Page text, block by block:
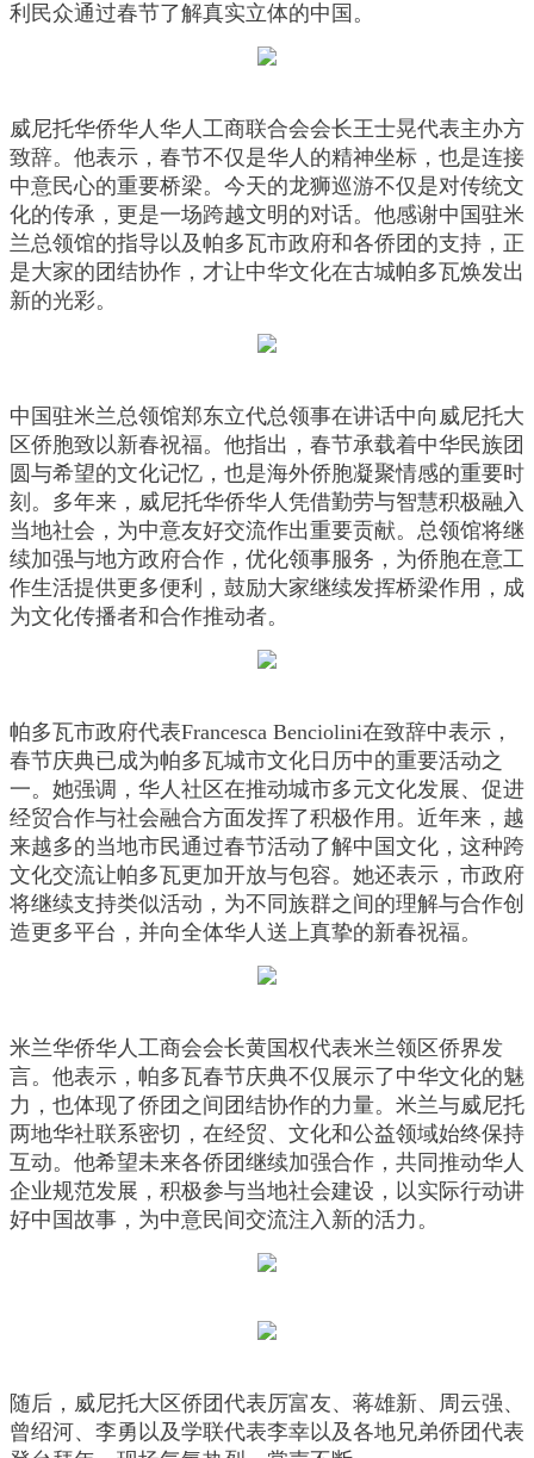
利民众通过春节了解真实立体的中国。
威尼托华侨华人华人工商联合会会长王士晃代表主办方
致辞。他表示，春节不仅是华人的精神坐标，也是连接
中意民心的重要桥梁。今天的龙狮巡游不仅是对传统文
化的传承，更是一场跨越文明的对话。他感谢中国驻米
兰总领馆的指导以及帕多瓦市政府和各侨团的支持，正
是大家的团结协作，才让中华文化在古城帕多瓦焕发出
新的光彩。
中国驻米兰总领馆郑东立代总领事在讲话中向威尼托大
区侨胞致以新春祝福。他指出，春节承载着中华民族团
圆与希望的文化记忆，也是海外侨胞凝聚情感的重要时
刻。多年来，威尼托华侨华人凭借勤劳与智慧积极融入
当地社会，为中意友好交流作出重要贡献。总领馆将继
续加强与地方政府合作，优化领事服务，为侨胞在意工
作生活提供更多便利，鼓励大家继续发挥桥梁作用，成
为文化传播者和合作推动者。
帕多瓦市政府代表Francesca Benciolini在致辞中表示，
春节庆典已成为帕多瓦城市文化日历中的重要活动之
一。她强调，华人社区在推动城市多元文化发展、促进
经贸合作与社会融合方面发挥了积极作用。近年来，越
来越多的当地市民通过春节活动了解中国文化，这种跨
文化交流让帕多瓦更加开放与包容。她还表示，市政府
将继续支持类似活动，为不同族群之间的理解与合作创
造更多平台，并向全体华人送上真挚的新春祝福。
米兰华侨华人工商会会长黄国权代表米兰领区侨界发
言。他表示，帕多瓦春节庆典不仅展示了中华文化的魅
力，也体现了侨团之间团结协作的力量。米兰与威尼托
两地华社联系密切，在经贸、文化和公益领域始终保持
互动。他希望未来各侨团继续加强合作，共同推动华人
企业规范发展，积极参与当地社会建设，以实际行动讲
好中国故事，为中意民间交流注入新的活力。
随后，威尼托大区侨团代表厉富友、蒋雄新、周云强、
曾绍河、李勇以及学联代表李幸以及各地兄弟侨团代表